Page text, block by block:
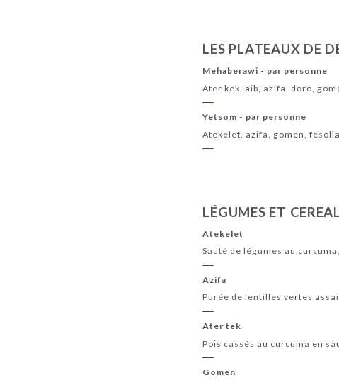
LES PLATEAUX DE
Mehaberawi - par personne
Ater kek, aib, azifa, doro,
Yetsom - par personne
Atekelet, azifa, gomen,
LÉGUMES ET
Atekelet
Sauté de légumes au
Azifa
Purée de lentilles vertes
Ater tek
Pois cassés au curcuma en
Gomen